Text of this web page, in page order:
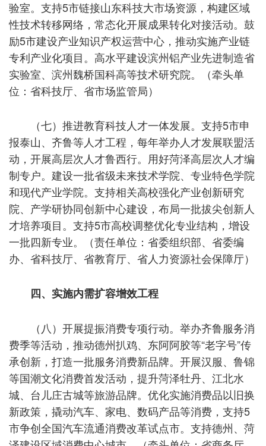
验室。支持5市链接山东科技大市场资源，构建区域
性技术转移网络，常态化开展成果转化对接活动。鼓
励5市建设产业知识产权运营中心，推动实施产业链
专利产业化项目。高水平建设滨州铝产业先进制造省
实验室、滨州魏桥国科高等技术研究院。（牵头单
位：省科技厅、省市场监管局）
（七）推进教育科技人才一体发展。支持5市申
报泰山、齐鲁等人才工程，每年举办人才发展联盟活
动，开展高层次人才鲁西行。用好菏泽高层次人才编
制专户。建设一批省级未来技术学院、专业特色学院
和现代产业学院。支持相关高校强化产业创新研究
院、产学研协同创新中心建设，布局一批拔尖创新人
才培养项目。支持5市高校调整优化专业结构，增设
一批四新专业。（责任单位：省委组织部、省委编
办、省科技厅、省教育厅、省人力资源社会保障厅）
四、实施内需扩容增效工程
（八）开展提振消费专项行动。举办齐鲁服务消
费季等活动，推动德州扒鸡、东阿阿胶等“老字号”传
承创新，打造一批服务消费新品牌。开展汉服、鲁锦
等国潮文化消费首发活动，提升菏泽牡丹、江北水
城、台儿庄古城等旅游品牌。优化实施消费品以旧换
新政策，撬动汽车、家电、数码产品等消费，支持5
市争创全国汽车流通消费改革试点市。支持德州、菏